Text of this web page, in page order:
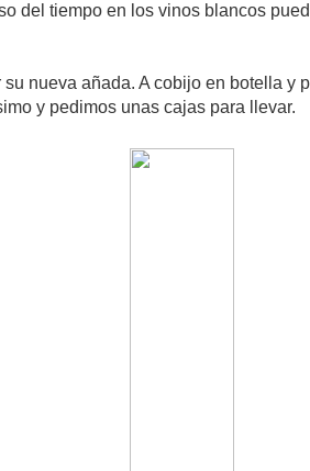
del tiempo en los vinos blancos
nueva añada. A cobijo en botella y
y pedimos unas cajas para llevar.